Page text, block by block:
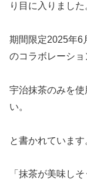
り目に入りました
期間限定2025年6
のコラボレーショ
宇治抹茶のみを
い。
と書かれています
「抹茶が美味し